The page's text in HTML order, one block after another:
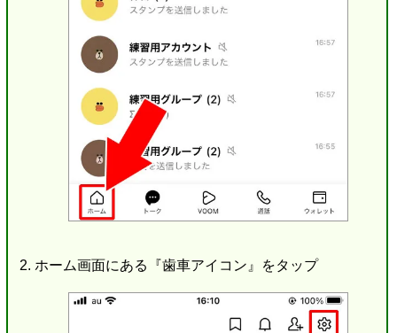
ホーム画面にある『歯車アイコン』をタップ